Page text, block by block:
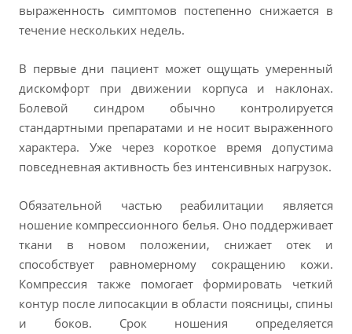
выраженность симптомов постепенно снижается в
течение нескольких недель.
В первые дни пациент может ощущать умеренный
дискомфорт при движении корпуса и наклонах.
Болевой синдром обычно контролируется
стандартными препаратами и не носит выраженного
характера. Уже через короткое время допустима
повседневная активность без интенсивных нагрузок.
Обязательной частью реабилитации является
ношение компрессионного белья. Оно поддерживает
ткани в новом положении, снижает отек и
способствует равномерному сокращению кожи.
Компрессия также помогает формировать четкий
контур после липосакции в области поясницы, спины
и боков. Срок ношения определяется